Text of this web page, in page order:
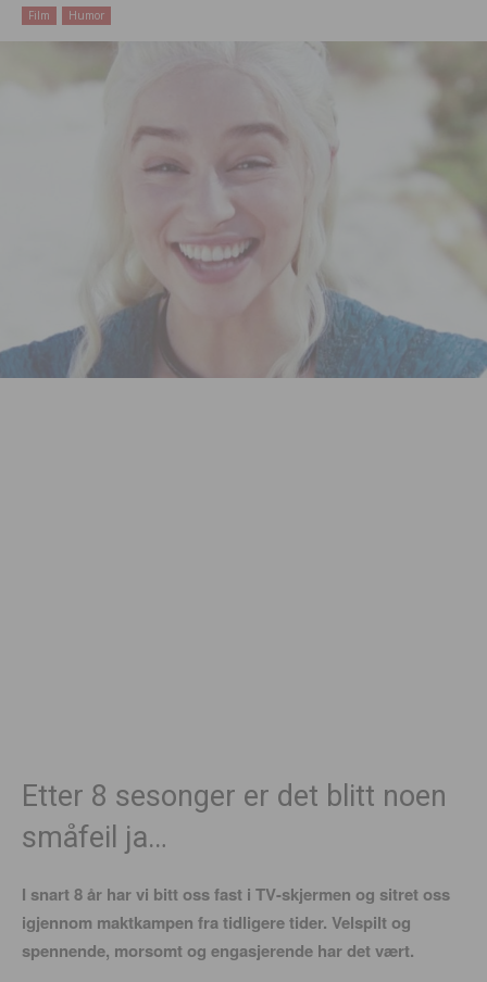
Film Humor
Etter 8 sesonger er det blitt noen
småfeil ja…
I snart 8 år har vi bitt oss fast i TV-skjermen og sitret oss
igjennom maktkampen fra tidligere tider. Velspilt og
spennende, morsomt og engasjerende har det vært.